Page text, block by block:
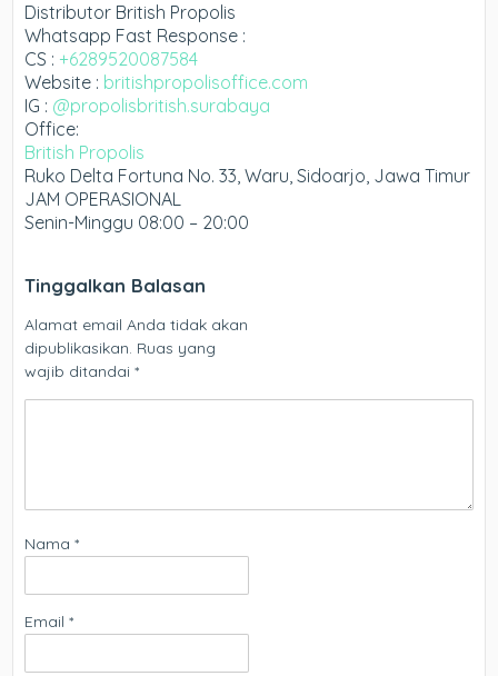
Distributor British Propolis
Whatsapp Fast Response :
CS : +6289520087584
Website : britishpropolisoffice.com
IG : @propolisbritish.surabaya
Office:
British Propolis
Ruko Delta Fortuna No. 33, Waru, Sidoarjo, Jawa Timur
JAM OPERASIONAL
Senin-Minggu 08:00 – 20:00
Tinggalkan Balasan
Alamat email Anda tidak akan
dipublikasikan. Ruas yang
wajib ditandai*
Nama*
Email*